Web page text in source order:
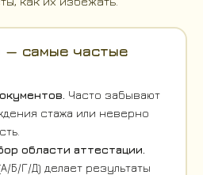
— самые частые
Часто забывают
стажа или неверно
области аттестации.
Б/Г/Д) делает результаты